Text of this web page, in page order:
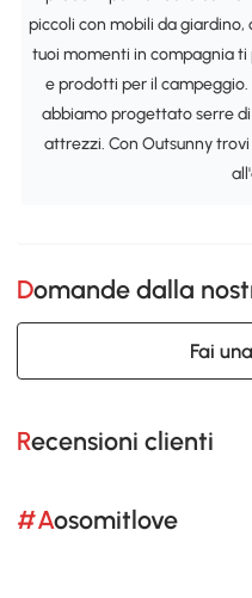
piccoli con mobili da giardino,
tuoi momenti in compagnia
e prodotti per il
abbiamo progettato serre
attrezzi. Con Outsunny
Domande dalla
Fai
Recensioni clienti
#Aosomitlove